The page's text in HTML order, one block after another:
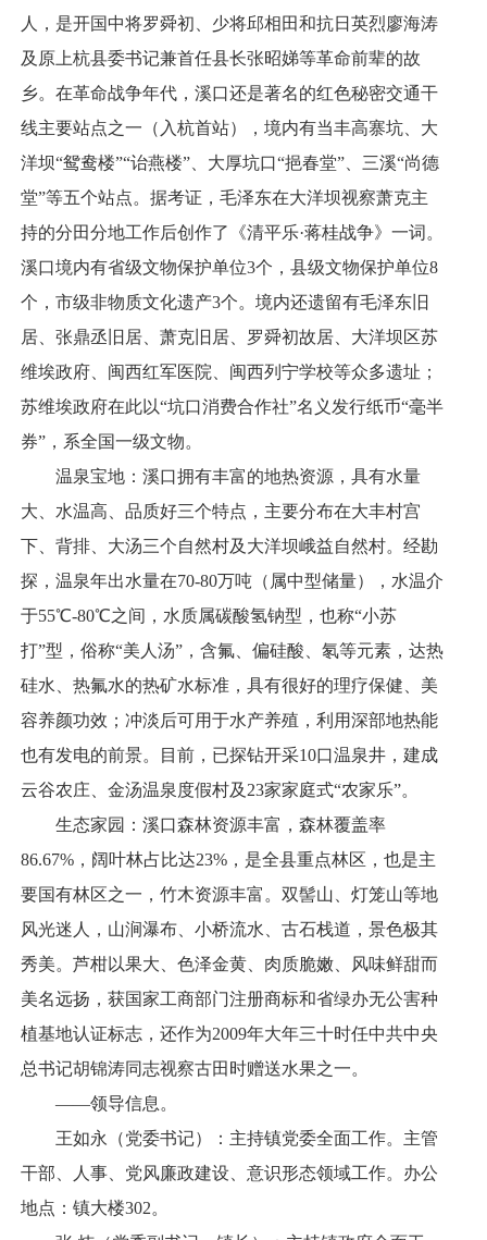
人，是开国中将罗舜初、少将邱相田和抗日英烈廖海涛
及原上杭县委书记兼首任县长张昭娣等革命前辈的故
乡。在革命战争年代，溪口还是著名的红色秘密交通干
线主要站点之一（入杭首站），境内有当丰高寨坑、大
洋坝“鸳鸯楼”“诒燕楼”、大厚坑口“挹春堂”、三溪“尚德
堂”等五个站点。据考证，毛泽东在大洋坝视察萧克主
持的分田分地工作后创作了《清平乐·蒋桂战争》一词。
溪口境内有省级文物保护单位3个，县级文物保护单位8
个，市级非物质文化遗产3个。境内还遗留有毛泽东旧
居、张鼎丞旧居、萧克旧居、罗舜初故居、大洋坝区苏
维埃政府、闽西红军医院、闽西列宁学校等众多遗址；
苏维埃政府在此以“坑口消费合作社”名义发行纸币“毫半
券”，系全国一级文物。
温泉宝地：溪口拥有丰富的地热资源，具有水量
大、水温高、品质好三个特点，主要分布在大丰村宫
下、背排、大汤三个自然村及大洋坝峨益自然村。经勘
探，温泉年出水量在70-80万吨（属中型储量），水温介
于55℃-80℃之间，水质属碳酸氢钠型，也称“小苏
打”型，俗称“美人汤”，含氟、偏硅酸、氡等元素，达热
硅水、热氟水的热矿水标准，具有很好的理疗保健、美
容养颜功效；冲淡后可用于水产养殖，利用深部地热能
也有发电的前景。目前，已探钻开采10口温泉井，建成
云谷农庄、金汤温泉度假村及23家家庭式“农家乐”。
生态家园：溪口森林资源丰富，森林覆盖率
86.67%，阔叶林占比达23%，是全县重点林区，也是主
要国有林区之一，竹木资源丰富。双髻山、灯笼山等地
风光迷人，山涧瀑布、小桥流水、古石栈道，景色极其
秀美。芦柑以果大、色泽金黄、肉质脆嫩、风味鲜甜而
美名远扬，获国家工商部门注册商标和省绿办无公害种
植基地认证标志，还作为2009年大年三十时任中共中央
总书记胡锦涛同志视察古田时赠送水果之一。
——领导信息。
王如永（党委书记）：主持镇党委全面工作。主管
干部、人事、党风廉政建设、意识形态领域工作。办公
地点：镇大楼302。